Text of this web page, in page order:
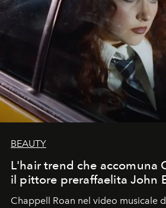
BEAUTY
L'hair trend che accomuna
il pittore preraffaelita John
Chappell Roan nel video musicale